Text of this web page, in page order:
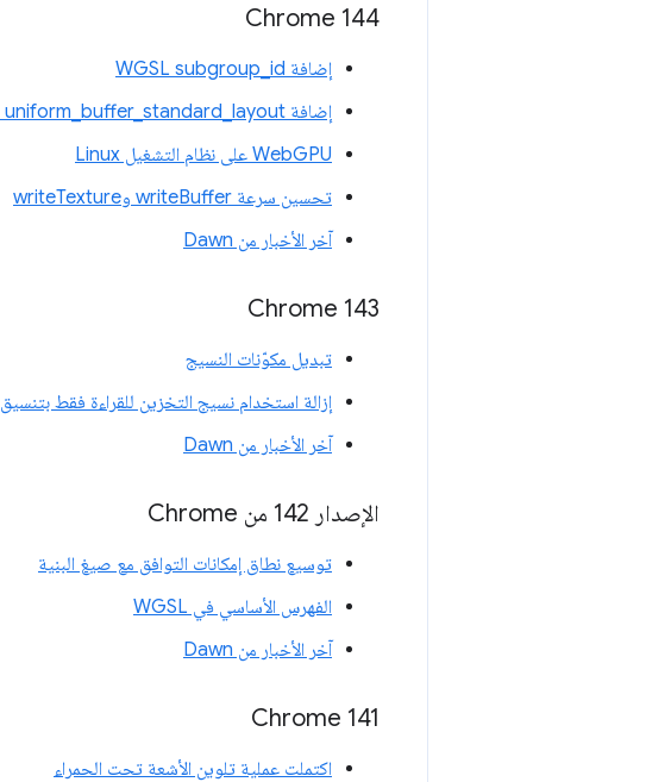
‫Chrome 144
إضافة WGSL subgroup_id
إضافة WGSL uniform_buffer_standard_layout
WebGPU على نظام التشغيل Linux
تحسين سرعة writeBuffer وwriteTexture
آخر الأخبار من Dawn
Chrome 143
تبديل مكوّنات النسيج
إزالة استخدام نسيج التخزين للقراءة فقط بتنسيق bgra8unorm
آخر الأخبار من Dawn
الإصدار 142 من Chrome
توسيع نطاق إمكانات التوافق مع صيغ البنية
الفهرس الأساسي في WGSL
آخر الأخبار من Dawn
‫Chrome 141
اكتملت عملية تلوين الأشعة تحت الحمراء